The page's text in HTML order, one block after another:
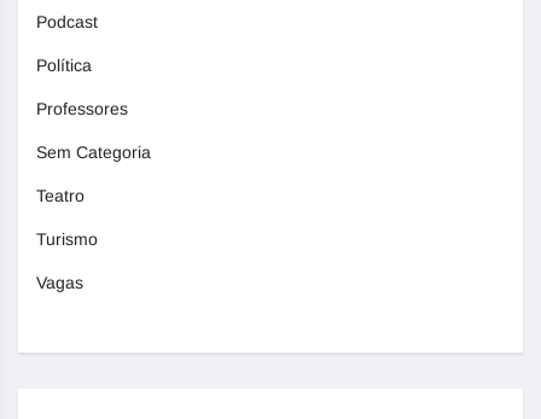
Podcast
Política
Professores
Sem Categoria
Teatro
Turismo
Vagas